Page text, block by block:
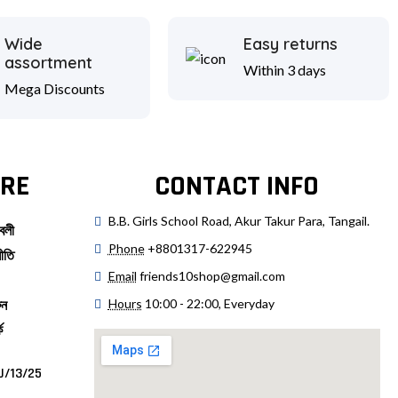
Wide
assortment
Mega Discounts
Easy returns
Within 3 days
13/25
CONTACT INFO
B.B. Girls School Road, Akur Takur Para, Tangail.
Phone +8801317-622945
Email friends10shop@gmail.com
Hours 10:00 - 22:00, Everyday